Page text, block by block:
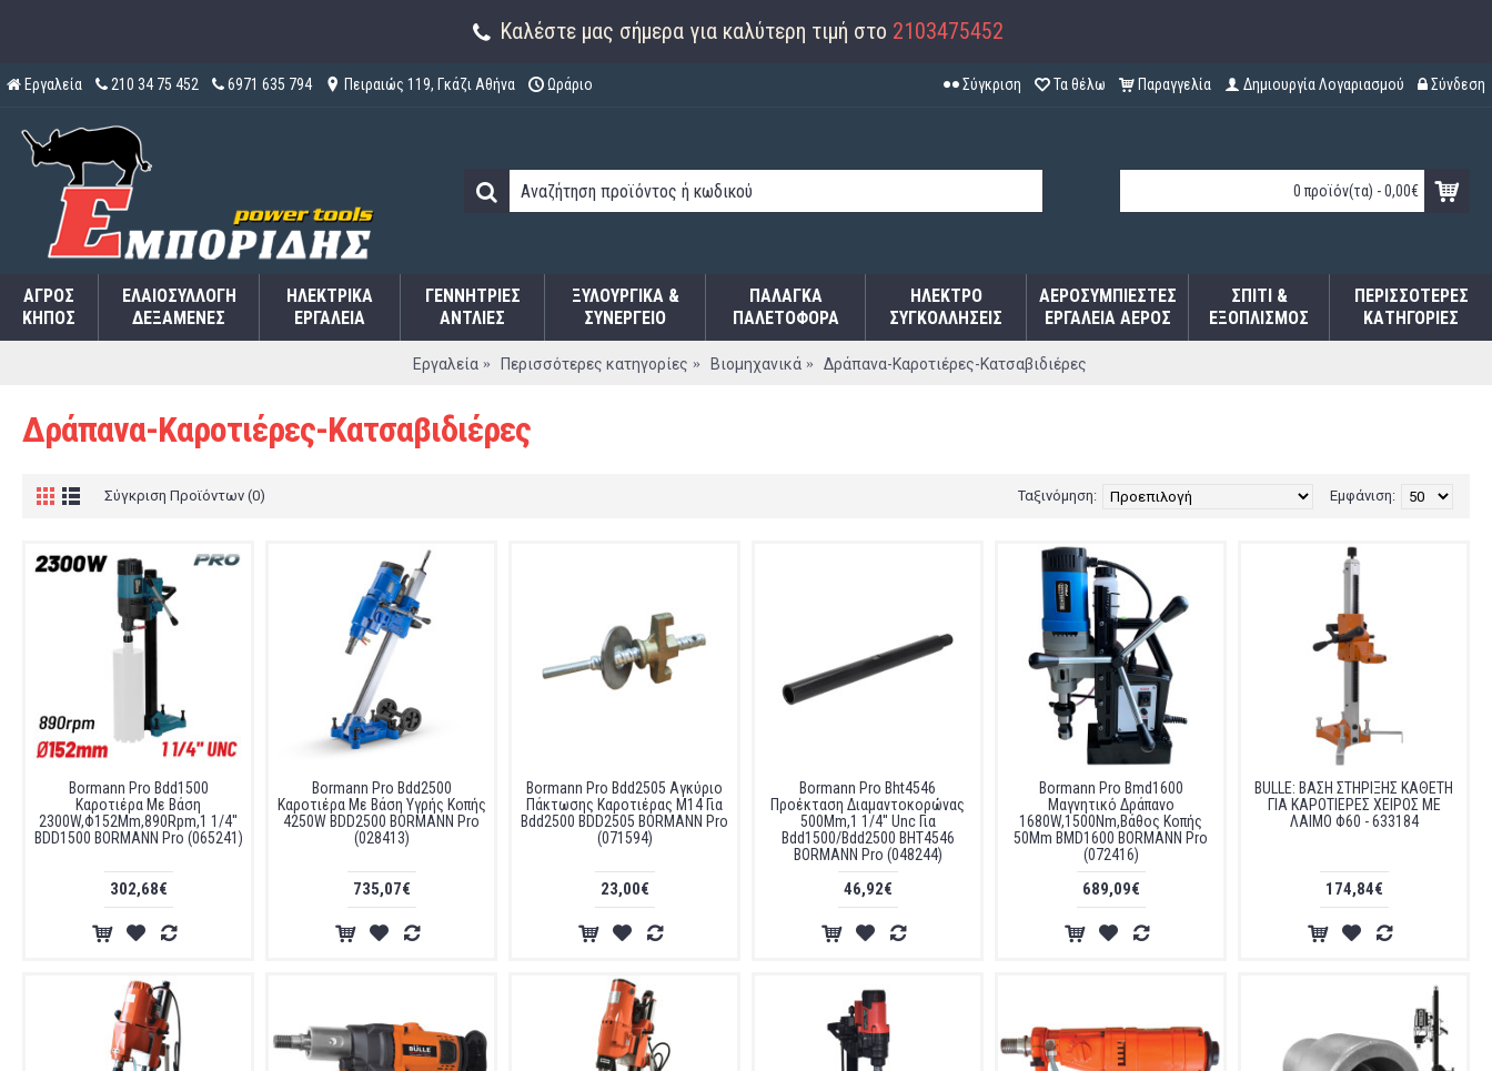
Καλέστε μας σήμερα για καλύτερη τιμή στο 2103475452
Εργαλεία 210 34 75 452 6971 635 794 Πειραιώς 119, Γκάζι Αθήνα Ωράριο Σύγκριση Τα θέλω Παραγγελία Δημιουργία Λογαριασμού Σύνδεση
0 προϊόν(τα) - 0,00€
ΑΓΡΌΣ
ΚΉΠΟΣ
ΕΛΑΙΟΣΥΛΛΟΓΉ
ΔΕΞΑΜΕΝΈΣ
ΗΛΕΚΤΡΙΚΆ
ΕΡΓΑΛΕΊΑ
ΓΕΝΝΉΤΡΙΕΣ
ΑΝΤΛΊΕΣ
ΞΥΛΟΥΡΓΙΚΑ &
ΣΥΝΕΡΓΕΙΟ
ΠΑΛΆΓΚΑ
ΠΑΛΕΤΟΦΌΡΑ
ΗΛΕΚΤΡΟ
ΣΥΓΚΟΛΛΉΣΕΙΣ
ΑΕΡΟΣΥΜΠΙΕΣΤΈΣ
ΕΡΓΑΛΕΊΑ ΑΈΡΟΣ
ΣΠΊΤΙ &
ΕΞΟΠΛΙΣΜΌΣ
ΠΕΡΙΣΣΌΤΕΡΕΣ
ΚΑΤΗΓΟΡΊΕΣ
Εργαλεία Περισσότερες κατηγορίες Βιομηχανικά Δράπανα-Καροτιέρες-Κατσαβιδιέρες
Δράπανα-Καροτιέρες-Κατσαβιδιέρες
Σύγκριση Προϊόντων (0) Εμφάνιση:
Ταξινόμηση:
Bormann Pro Bdd1500
Καροτιέρα Με Βάση
2300W,Φ152Mm,890Rpm,1 1/4''
BDD1500 BORMANN Pro (065241)
302,68€
Bormann Pro Bdd2500
Καροτιέρα Με Βάση Υγρής Κοπής
4250W BDD2500 BORMANN Pro
(028413)
735,07€
Bormann Pro Bdd2505 Αγκύριο
Πάκτωσης Καροτιέρας Μ14 Για
Bdd2500 BDD2505 BORMANN Pro
(071594)
23,00€
Bormann Pro Bht4546
Προέκταση Διαμαντοκορώνας
500Mm,1 1/4'' Unc Για
Bdd1500/Bdd2500 BHT4546
BORMANN Pro (048244)
46,92€
Bormann Pro Bmd1600
Μαγνητικό Δράπανο
1680W,1500Nm,Βάθος Κοπής
50Mm BMD1600 BORMANN Pro
(072416)
689,09€
BULLE: ΒΑΣΗ ΣΤΗΡΙΞΗΣ ΚΑΘΕΤΗ
ΓΙΑ ΚΑΡΟΤΙΕΡΕΣ ΧΕΙΡΟΣ ΜΕ
ΛΑΙΜΟ Φ60 - 633184
174,84€